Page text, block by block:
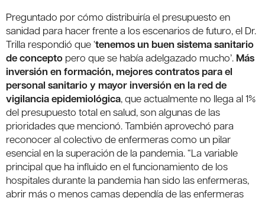
Preguntado por cómo distribuiría el presupuesto en
sanidad para hacer frente a los escenarios de futuro, el Dr.
Trilla respondió que ‘tenemos un buen sistema sanitario
de concepto pero que se había adelgazado mucho’. Más
inversión en formación, mejores contratos para el
personal sanitario y mayor inversión en la red de
vigilancia epidemiológica, que actualmente no llega al 1%
del presupuesto total en salud, son algunas de las
prioridades que mencionó. También aprovechó para
reconocer al colectivo de enfermeras como un pilar
esencial en la superación de la pandemia. “La variable
principal que ha influido en el funcionamiento de los
hospitales durante la pandemia han sido las enfermeras,
abrir más o menos camas dependía de las enfermeras